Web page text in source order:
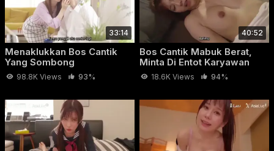
33:14
Menaklukkan Bos Cantik
Yang Sombong
98.8K Views 93%
40:52
Bos Cantik Mabuk Berat,
Minta Di Entot Karyawan
Nya18.6K Views 94%